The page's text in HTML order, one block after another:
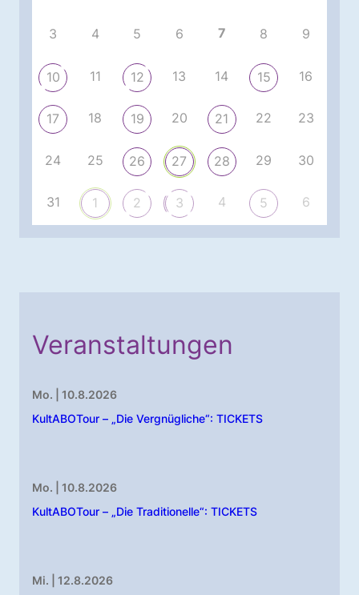
3 4 5 6 7 8 9
10 11 12 13 14 15 16
17 18 19 20 21 22 23
24 25 26 27 28 29 30
31 1 2 3 4 5 6
Veranstaltungen
Mo. | 10.8.2026
KultABOTour – „Die Vergnügliche“: TICKETS
Mo. | 10.8.2026
KultABOTour – „Die Traditionelle“: TICKETS
Mi. | 12.8.2026